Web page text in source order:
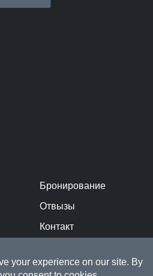
Бронирование
Отвызы
Контакт
конфиденциальности